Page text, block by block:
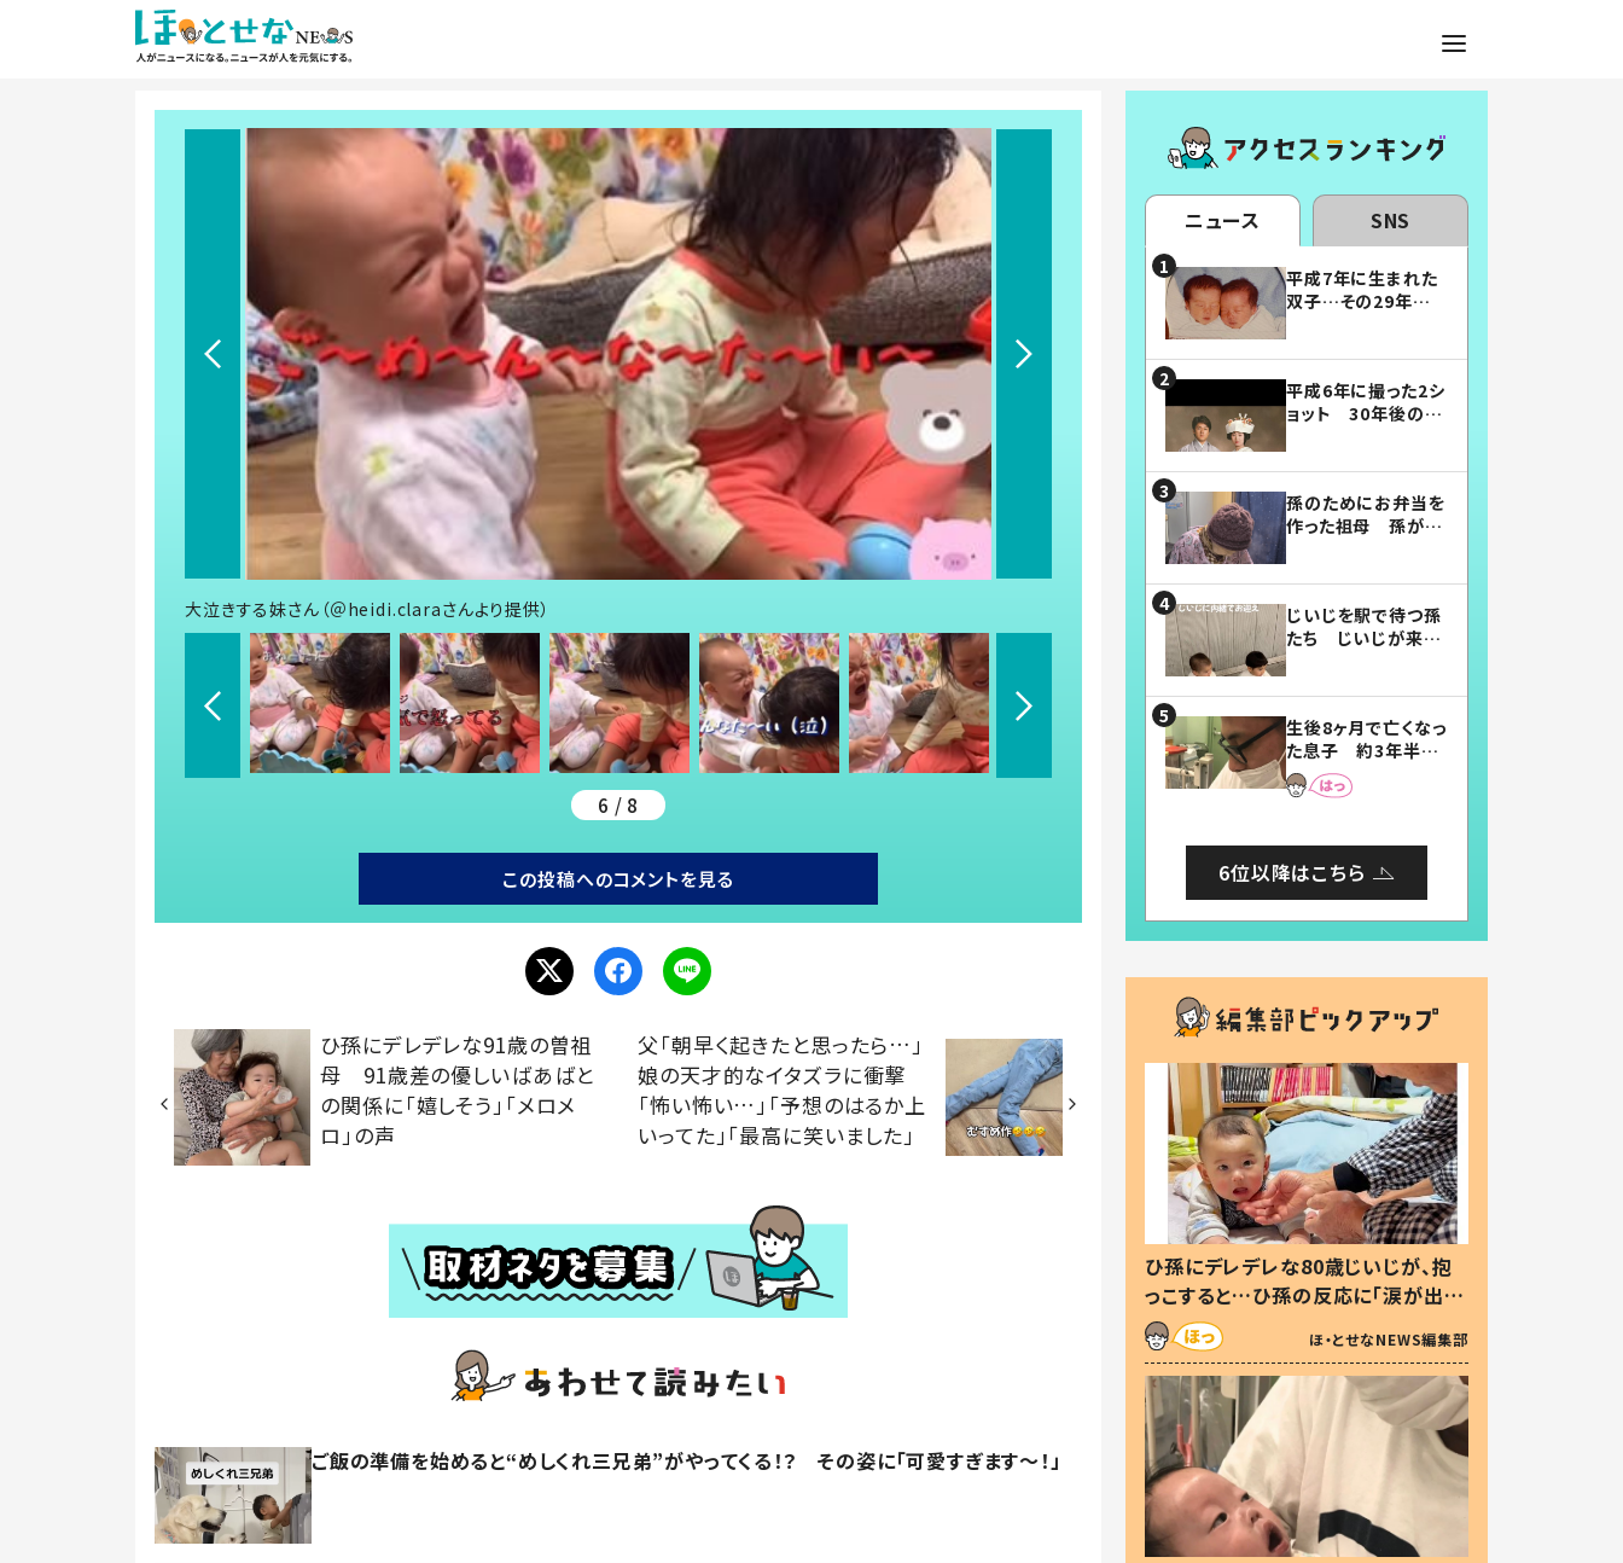
大泣きする妹さん（＠heidi.claraさんより提供）
6 / 8
この投稿へのコメントを見る
ひ孫にデレデレな91歳の曽祖
母 91歳差の優しいばあばと
の関係に「嬉しそう」「メロメ
ロ」の声
父「朝早く起きたと思ったら…」
娘の天才的なイタズラに衝撃
「怖い怖い…」「予想のはるか上
いってた」「最高に笑いました」
ご飯の準備を始めると“めしくれ三兄弟”がやってくる！？ その姿に「可愛すぎます〜！」
ニュース SNS
平成7年に生まれた
双子…その29年後
平成6年に撮った2シ
ョット 30年後の姿
孫のためにお弁当を
作った祖母 孫が絶
じいじを駅で待つ孫
たち じいじが来た
まらない」「幸せにな
れる」
生後8ヶ月で亡くなっ
た息子 約3年半
後、当時の妻の日記
に書いてあった本音
6位以降はこちら
ひ孫にデレデレな80歳じいじが、抱
っこすると…ひ孫の反応に「涙が出ま
した」「可愛くて仕方ない」
ほ・とせなNEWS編集部